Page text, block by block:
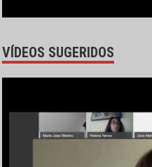
VÍDEOS SUGERIDOS